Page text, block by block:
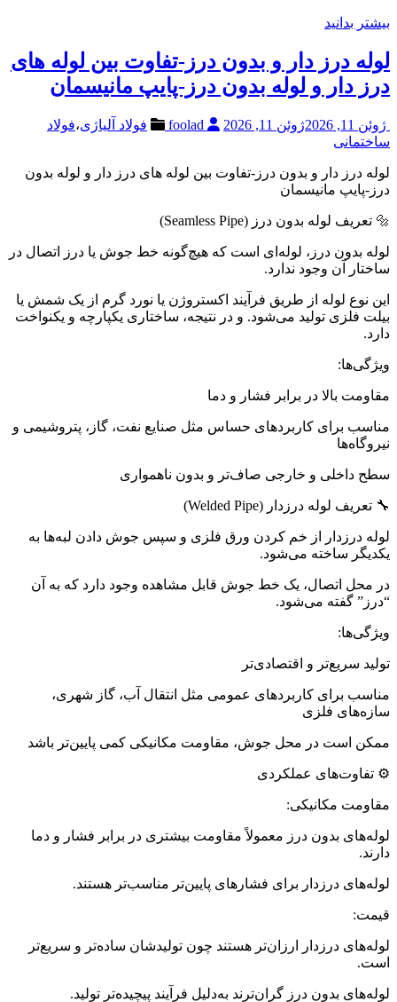
بیشتر بدانید
لوله درز دار و بدون درز-تفاوت بین لوله های
درز دار و لوله بدون درز-پایپ مانیسمان
ژوئن 11, 2026 ژوئن 11, 2026 فولاد آلیاژی،فولاد
ساختمانی
لوله درز دار و بدون درز-تفاوت بین لوله های درز دار و لوله بدون
درز-پایپ مانیسمان
🔩 تعریف لوله بدون درز (Seamless Pipe)
لوله بدون درز، لوله‌ای است که هیچ‌گونه خط جوش یا درز اتصال در
ساختار آن وجود ندارد.
این نوع لوله از طریق فرآیند اکستروژن یا نورد گرم از یک شمش یا
بیلت فلزی تولید می‌شود. و در نتیجه، ساختاری یکپارچه و یکنواخت
دارد.
ویژگی‌ها:
مقاومت بالا در برابر فشار و دما
مناسب برای کاربردهای حساس مثل صنایع نفت، گاز، پتروشیمی و
نیروگاه‌ها
سطح داخلی و خارجی صاف‌تر و بدون ناهمواری
🔧 تعریف لوله درزدار (Welded Pipe)
لوله درزدار از خم کردن ورق فلزی و سپس جوش دادن لبه‌ها به
یکدیگر ساخته می‌شود.
در محل اتصال، یک خط جوش قابل مشاهده وجود دارد که به آن
“درز” گفته می‌شود.
ویژگی‌ها:
تولید سریع‌تر و اقتصادی‌تر
مناسب برای کاربردهای عمومی مثل انتقال آب، گاز شهری،
سازه‌های فلزی
ممکن است در محل جوش، مقاومت مکانیکی کمی پایین‌تر باشد
⚙️ تفاوت‌های عملکردی
مقاومت مکانیکی:
لوله‌های بدون درز معمولاً مقاومت بیشتری در برابر فشار و دما
دارند.
لوله‌های درزدار برای فشارهای پایین‌تر مناسب‌تر هستند.
قیمت:
لوله‌های درزدار ارزان‌تر هستند چون تولیدشان ساده‌تر و سریع‌تر
است.
لوله‌های بدون درز گران‌ترند به‌دلیل فرآیند پیچیده‌تر تولید.